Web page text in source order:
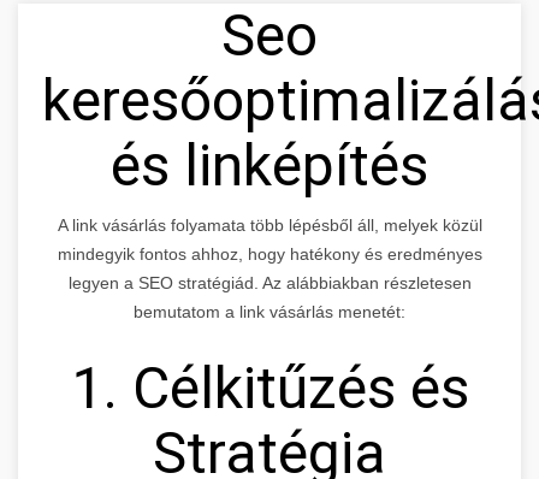
Seo
és linképítés
A link vásárlás folyamata több lépésből áll, melyek közül
mindegyik fontos ahhoz, hogy hatékony és eredményes
legyen a SEO stratégiád. Az alábbiakban részletesen
bemutatom a link vásárlás menetét:
1. Célkitűzés és
Stratégia